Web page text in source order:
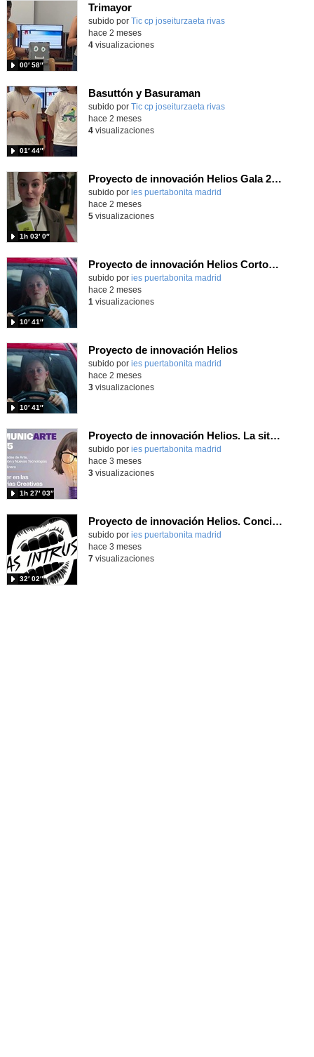
Trimayor
Contenido educativo.
subido por Tic cp joseiturzaeta rivas
00′ 58″
-
hace 2 meses
4visualizaciones
Basuttón y Basuraman
Contenido educativo.
subido por Tic cp joseiturzaeta rivas
01′ 44″
-
hace 2 meses
4visualizaciones
Proyecto de innovación Helios Gala 2026
Contenido educativo.
subido por ies puertabonita madrid
1h 03′ 0″
hace 2 meses
5visualizaciones
Proyecto de innovación Helios Cortometraje
Contenido educativo.
subido por ies puertabonita madrid
10′ 41″
hace 2 meses
1 visualizaciones
Proyecto de innovación Helios
Contenido educativo.
subido por ies puertabonita madrid
10′ 41″
hace 2 meses
3visualizaciones
Proyecto de innovación Helios. La situación de las trabajadoras en las industrias creativas.
Contenido educativo.
subido por ies puertabonita madrid
1h 27′ 03″
hace 3 meses
3visualizaciones
Proyecto de innovación Helios. Concierto de Las Intrusas.
Contenido educativo.
subido por ies puertabonita madrid
32′ 02″
hace 3 meses
7visualizaciones